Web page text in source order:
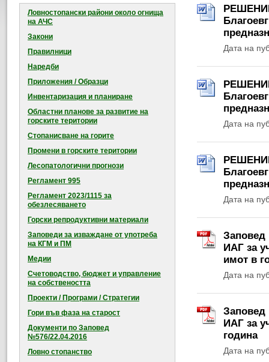
Ловностопански райони около огнищa
на АЧС
Закони
Правилници
Наредби
Приложения / Образци
Инвентаризация и планиране
Областни планове за развитие на
горските територии
Стопанисване на горите
Промени в горските територии
Лесопатологични прогнози
Регламент 995
Регламент 2023/1115 за
обезлесяването
Горски репродуктивни материали
Заповеди за изваждане от употреба
на КГМ и ПМ
Медии
Счетоводство, бюджет и управление
на собствеността
Проекти / Програми / Стратегии
Гори във фаза на старост
Документи по Заповед
№576/22.04.2016
Ловно стопанство
Дата на
Дата на
Дата на
Заповед
ИАГ за
имот в
Дата на
Заповед
ИАГ за
година
Дата на